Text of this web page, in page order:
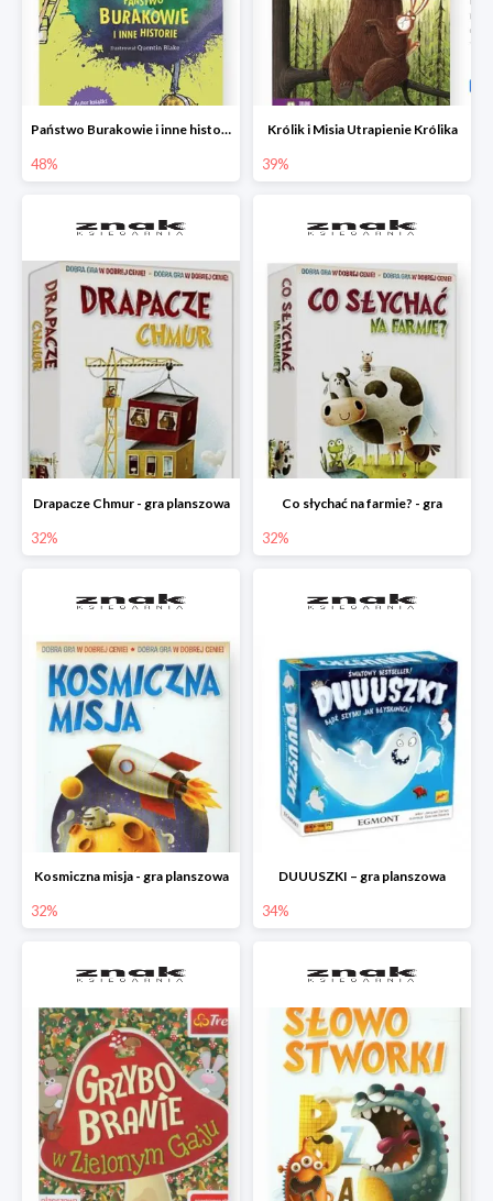
Państwo Burakowie i inne historie
48%
Królik i Misia Utrapienie Królika
39%
Drapacze Chmur - gra planszowa
32%
Co słychać na farmie? - gra
32%
Kosmiczna misja - gra planszowa
32%
DUUUSZKI – gra planszowa
34%